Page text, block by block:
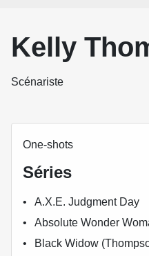
Kelly
Scénariste
One-shots
Séries
A.X.E. Judgment Day
Absolute Wonder
Black Widow